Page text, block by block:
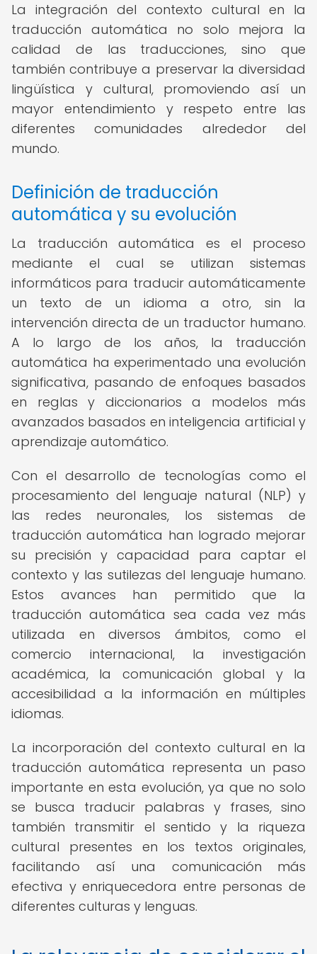
La integración del contexto cultural en la
traducción automática no solo mejora la
calidad de las traducciones, sino que
también contribuye a preservar la diversidad
lingüística y cultural, promoviendo así un
mayor entendimiento y respeto entre las
diferentes comunidades alrededor del
mundo.
Definición de traducción
automática y su evolución
La traducción automática es el proceso
mediante el cual se utilizan sistemas
informáticos para traducir automáticamente
un texto de un idioma a otro, sin la
intervención directa de un traductor humano.
A lo largo de los años, la traducción
automática ha experimentado una evolución
significativa, pasando de enfoques basados
en reglas y diccionarios a modelos más
avanzados basados en inteligencia artificial y
aprendizaje automático.
Con el desarrollo de tecnologías como el
procesamiento del lenguaje natural (NLP) y
las redes neuronales, los sistemas de
traducción automática han logrado mejorar
su precisión y capacidad para captar el
contexto y las sutilezas del lenguaje humano.
Estos avances han permitido que la
traducción automática sea cada vez más
utilizada en diversos ámbitos, como el
comercio internacional, la investigación
académica, la comunicación global y la
accesibilidad a la información en múltiples
idiomas.
La incorporación del contexto cultural en la
traducción automática representa un paso
importante en esta evolución, ya que no solo
se busca traducir palabras y frases, sino
también transmitir el sentido y la riqueza
cultural presentes en los textos originales,
facilitando así una comunicación más
efectiva y enriquecedora entre personas de
diferentes culturas y lenguas.